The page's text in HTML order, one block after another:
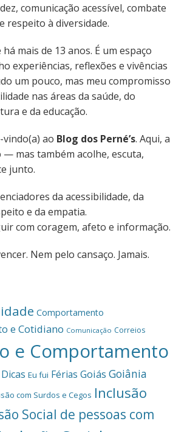
comunicação acessível, combate
respeito à diversidade.
mais de 13 anos. É um espaço
experiências, reflexões e vivências
um pouco, mas meu compromisso
nas áreas da saúde, do
e da educação.
ao Blog dos Perné’s. Aqui, a
mas também acolhe, escuta,
junto.
da acessibilidade, da
e da empatia.
com coragem, afeto e informação.
Nem pelo cansaço. Jamais.
Comportamento
e Cotidiano Comunicação Correios
e Comportamento
Dicas Eu fui Férias Goiás Goiânia
com Surdos e Cegos Inclusão
Social de pessoas com